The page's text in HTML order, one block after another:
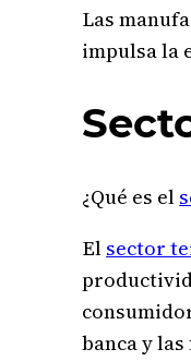
Las
impulsa la
¿Qué es el
El sector
banca y